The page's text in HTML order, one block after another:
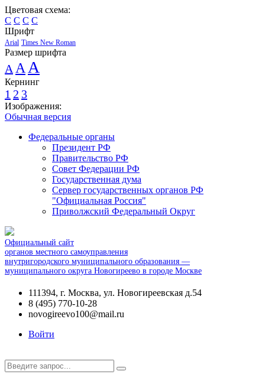
Цветовая схема:
C C C C
Шрифт
Arial Times New Roman
Размер шрифта
A A A
Кернинг
1 2 3
Изображения:
Обычная версия
Федеральные органы
Президент РФ
Правительство РФ
Совет Федерации РФ
Государственная дума
Сервер государственных органов РФ
"Официальная Россия"
Приволжский Федеральный Округ
Официальный сайт
органов местного самоуправления
внутригородского муниципального образования —
муниципального округа Новогиреево в городе Москве
111394, г. Москва, ул. Новогиреевская д.54
8 (495) 770-10-28
novogireevo100@mail.ru
Войти